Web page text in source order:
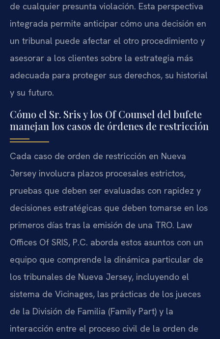
de cualquier presunta violación. Esta perspectiva
integrada permite anticipar cómo una decisión en
un tribunal puede afectar el otro procedimiento y
asesorar a los clientes sobre la estrategia más
adecuada para proteger sus derechos, su historial
y su futuro.
Cómo el Sr. Sris y los Of Counsel del bufete
manejan los casos de órdenes de restricción
Cada caso de orden de restricción en Nueva
Jersey involucra plazos procesales estrictos,
pruebas que deben ser evaluadas con rapidez y
decisiones estratégicas que deben tomarse en los
primeros días tras la emisión de una TRO. Law
Offices Of SRIS, P.C. aborda estos asuntos con un
equipo que comprende la dinámica particular de
los tribunales de Nueva Jersey, incluyendo el
sistema de Vicinages, las prácticas de los jueces
de la División de Familia (Family Part) y la
interacción entre el proceso civil de la orden de